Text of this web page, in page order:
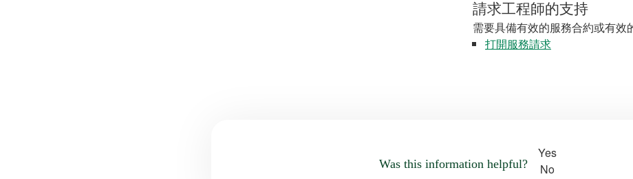
請求工程師的支持
需要具備有效的服務合約或有效
打開服務請求
Was this information helpful?
Yes
No